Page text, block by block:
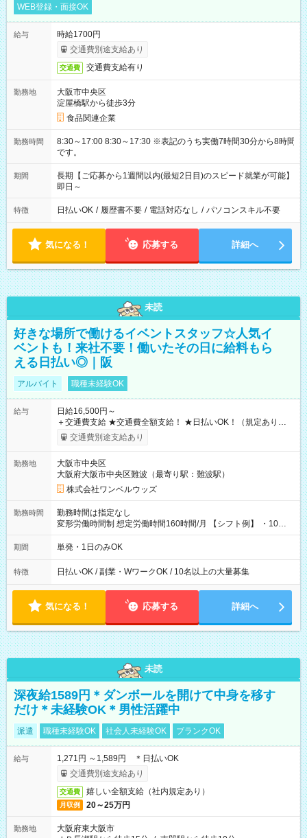
WEB登録・面接OK
給与
時給1700円
交通費別途支給あり
交通費 交通費支給有り
勤務地
大阪市中央区
淀屋橋駅から徒歩3分
食品関連企業
勤務時間
8:30～17:00 8:30～17:30 ※表記のうち実働7時間30分から8時間
です。
期間
長期【ご応募から1週間以内(最短2日目)のスピード就業が可能】
即日～
特徴 日払いOK / 履歴書不要 / 電話対応なし / パソコンスキル不要
気になる！ 応募する 詳細へ
未読
好きな場所で働けるイベントスタッフ☆人気イ
ベントも！来社不要！働いたその日に給料もら
える日払い◎｜阪
アルバイト 職種未経験OK
給与
日給16,500円～
＋交通費支給 ★交通費全額支給！ ★日払いOK！（規定あり） ┗
働いたその日に現金GET♪ お仕事後はコンビニATMから 日払
交通費別途支給あり
勤務地
大阪市中央区
大阪府大阪市中央区難波（最寄り駅：難波駅）
株式会社ワンベルウッズ
勤務時間
勤務時間は指定なし
変形労働時間制 想定労働時間160時間/月 【シフト例】 ・10：
00～20：00
期間 単発・1日のみOK
特徴 日払いOK / 副業・WワークOK / 10名以上の大量募集
気になる！ 応募する 詳細へ
未読
深夜給1589円＊ダンボールを開けて中身を移す
だけ＊未経験OK＊男性活躍中
派遣 職種未経験OK 社会人未経験OK ブランクOK
給与
1,271円 ～1,589円 ＊日払いOK
交通費別途支給あり
交通費 嬉しい全額支給（社内規定あり）
月収例 20～25万円
勤務地
大阪府東大阪市